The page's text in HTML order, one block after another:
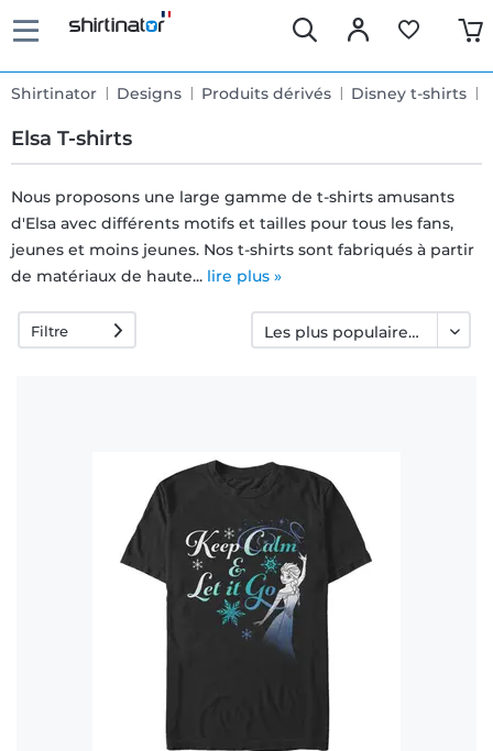
Shirtinator Designs Produits dérivés Disney t-shirts
Elsa T-shirts
Livraison
rapide
Échange
rétractation
Nous proposons une large gamme de t-shirts amusants
d'Elsa avec différents motifs et tailles pour tous les fans,
jeunes et moins jeunes. Nos t-shirts sont fabriqués à partir
de matériaux de haute... lire plus »
Filtre